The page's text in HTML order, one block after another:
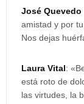
José
amistad y por
Nos dejas
Laura Vital:
está roto de
las virtudes, la